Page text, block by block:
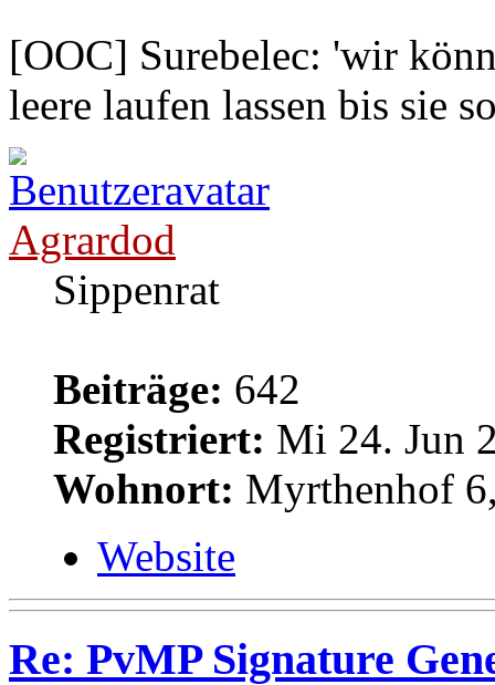
[OOC] Surebelec: 'wir
leere laufen lassen bis sie
Agrardod
Sippenrat
Beiträge: 642
Registriert: Mi 24. Jun
Wohnort: Myrthenhof
Website
Re: PvMP Signature